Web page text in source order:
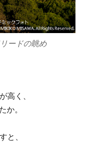
リードの眺め
高く、
か。
と、